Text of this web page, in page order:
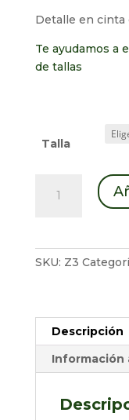
Detalle en cinta
Te ayudamos a
de tallas
Talla
SKU: Z3
Descripción
Información